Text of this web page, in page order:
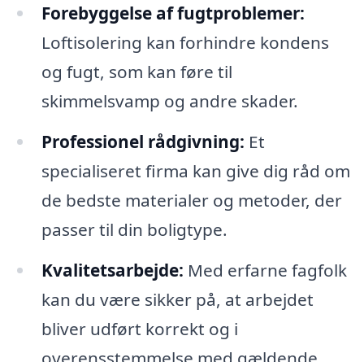
Forebyggelse af fugtproblemer:
Loftisolering kan forhindre kondens
og fugt, som kan føre til
skimmelsvamp og andre skader.
Professionel rådgivning: Et
specialiseret firma kan give dig råd om
de bedste materialer og metoder, der
passer til din boligtype.
Kvalitetsarbejde: Med erfarne fagfolk
kan du være sikker på, at arbejdet
bliver udført korrekt og i